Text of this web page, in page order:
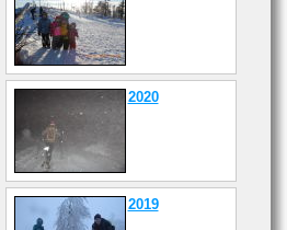
2020
2019